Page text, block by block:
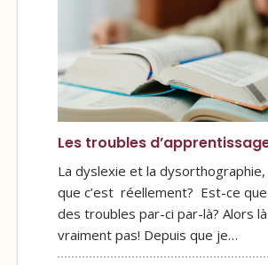
Les troubles
La dyslexie et la
que c’est réellement? Est-ce
des troubles par-ci par-là? Alors
vraiment pas! Depuis que je…